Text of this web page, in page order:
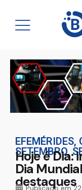
EFEMÉRIDES,
SETEMBRO,
Hoje é Dia:
Dia
destaques
Publicado em